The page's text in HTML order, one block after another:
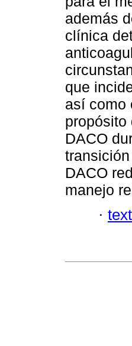
además
clínica
que
así como
propósito
DACO
DACO
manejo
·